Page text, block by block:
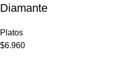
Diamante
Platos
$6.960